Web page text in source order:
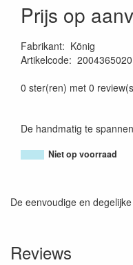
Prijs op
Fabrikant: König
Artikelcode: 2004365020
0 ster(ren) met 0
De handmatig te
Niet op voorraad
De eenvoudige en
Reviews